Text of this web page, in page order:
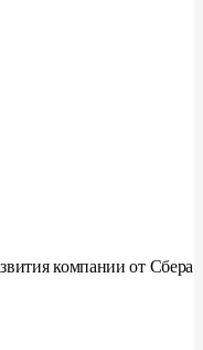
компании от Сбера